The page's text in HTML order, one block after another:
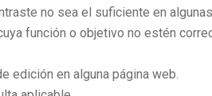
no sea el suficiente en
función o objetivo no estén
edición en alguna página web.